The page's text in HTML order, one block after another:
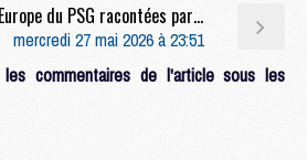
Supporters : Les nuits d'Europe du PSG racontées par ses supporters : les années 1990
mercredi 27 mai 2026 à 23:51
commentaires de l'article sous les